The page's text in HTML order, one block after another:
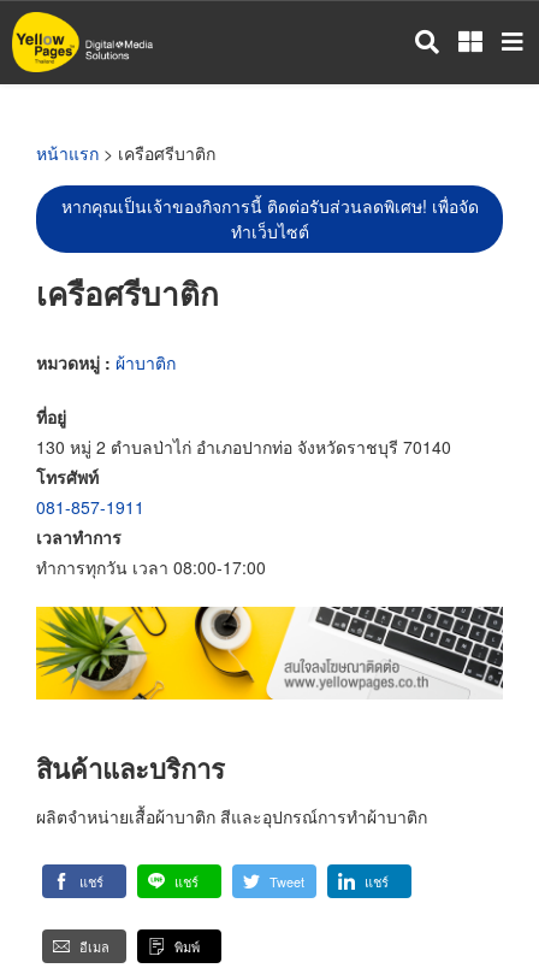
ข้าม
ไป
หน้าแรก > เครือศรีบาติก
หากคุณเป็นเจ้าของกิจการนี้ ติดต่อรับส่วนลดพิเศษ! เพื่อจัด
ทำเว็บไซต์
เครือศรีบาติก
หมวดหมู่ : ผ้าบาติก
ที่อยู่
130 หมู่ 2 ตำบลป่าไก่ อำเภอปากท่อ จังหวัดราชบุรี 70140
โทรศัพท์
081-857-1911
เวลาทำการ
ทำการทุกวัน เวลา 08:00-17:00
สินค้าและบริการ
ผลิตจำหน่ายเสื้อผ้าบาติก สีและอุปกรณ์การทำผ้าบาติก
แชร์ แชร์ Tweet แชร์
อีเมล พิมพ์